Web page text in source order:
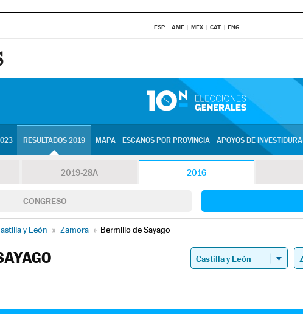
ESP AME MEX CAT ENG
RESULTADOS 2019 MAPA ESCAÑOS POR PROVINCIA APOYOS DE INVESTIDURA
2019-28A 2016
CONGRESO
y León » Zamora » Bermillo de Sayago